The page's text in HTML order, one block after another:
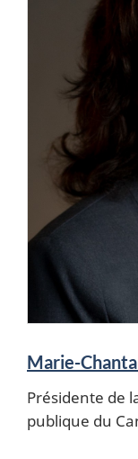
Marie-
Présidente de
publique du